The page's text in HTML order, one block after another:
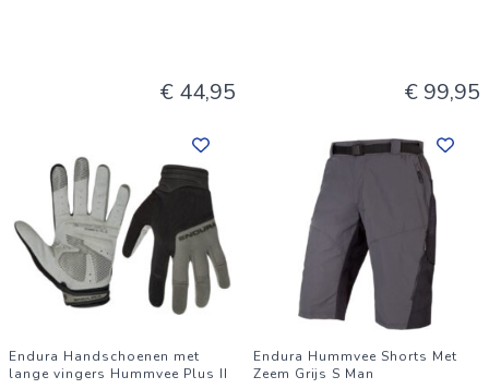
€ 44,95 € 99,95
Endura Handschoenen met
lange vingers Hummvee Plus II
Endura Hummvee Shorts Met
Zeem Grijs S Man